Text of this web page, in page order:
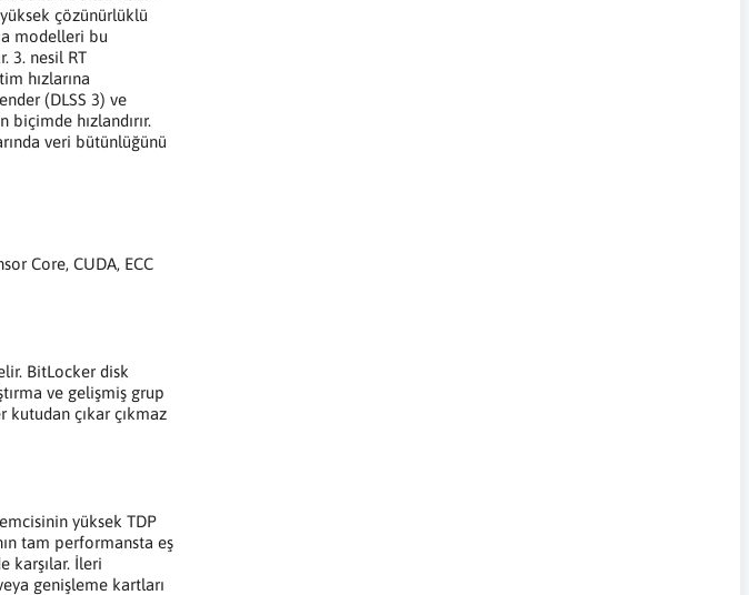
yüksek çözünürlüklü
modelleri bu
3. nesil RT
hızlarına
(DLSS 3) ve
hızlandırır.
veri bütünlüğünü
Core, CUDA, ECC
BitLocker disk
ve gelişmiş grup
çıkar çıkmaz
yüksek TDP
tam performansta eş
karşılar. İleri
genişleme kartları